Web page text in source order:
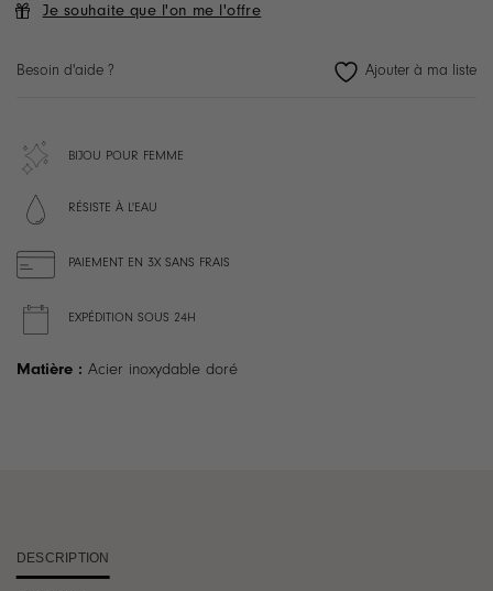
Je souhaite que l'on me l'offre
Besoin d'aide ?
BIJOU POUR FEMME
RÉSISTE À L'EAU
PAIEMENT EN 3X SANS FRAIS
EXPÉDITION SOUS 24H
Matière : Acier inoxydable doré
DESCRIPTION